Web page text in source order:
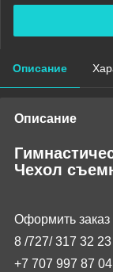
Описание
Описание
Чехол
Оформить
8 /727/ 317 32
+7 707 997 87